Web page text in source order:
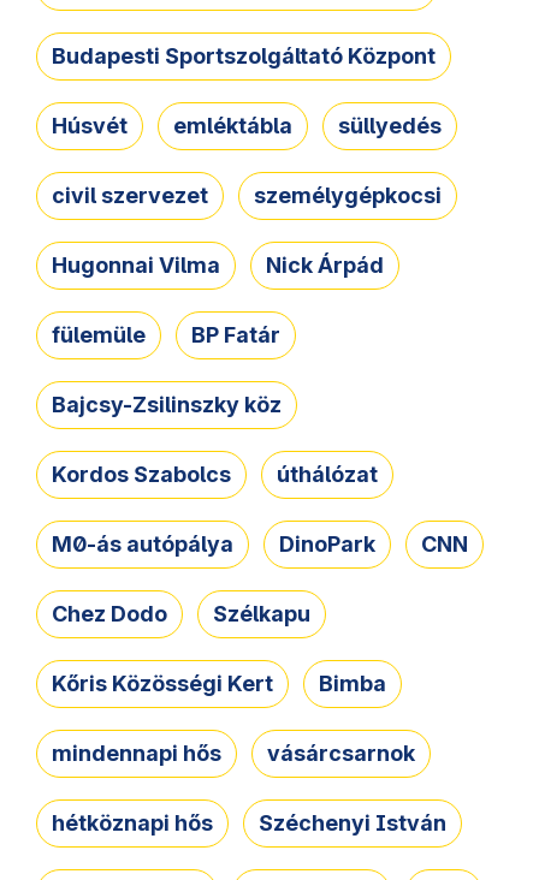
Budapesti Sportszolgáltató Központ
Húsvét emléktábla süllyedés
civil szervezet személygépkocsi
Hugonnai Vilma Nick Árpád
fülemüle BP Fatár
Bajcsy-Zsilinszky köz
Kordos Szabolcs úthálózat
M0-ás autópálya DinoPark CNN
Chez Dodo Szélkapu
Kőris Közösségi Kert Bimba
mindennapi hős vásárcsarnok
hétköznapi hős Széchenyi István